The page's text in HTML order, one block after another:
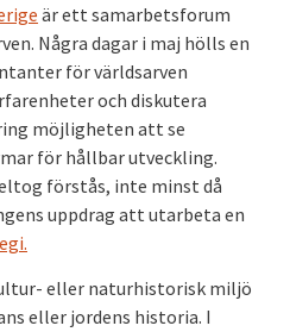
är ett samarbetsforum
Några dagar i maj hölls en
för världsarven
och diskutera
möjligheten att se
för hållbar utveckling.
förstås, inte minst då
uppdrag att utarbeta en
eller naturhistorisk miljö
eller jordens historia. I